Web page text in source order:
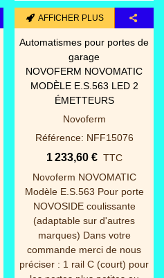
AFFICHER PLUS
Automatismes pour portes de
garage
NOVOFERM NOVOMATIC
MODÈLE E.S.563 LED 2
ÉMETTEURS
Novoferm
Référence: NFF15076
1 233,60 € TTC
Novoferm NOVOMATIC
Modèle E.S.563 Pour porte
NOVOSIDE coulissante
(adaptable sur d'autres
marques) Dans votre
commande merci de nous
préciser : 1 rail C (court) pour